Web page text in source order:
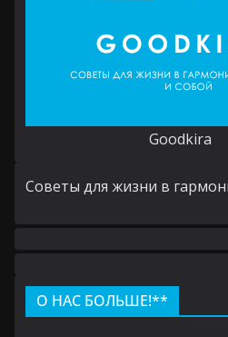
Goodkira
Cоветы для жизни в
О НАС БОЛЬШЕ!**